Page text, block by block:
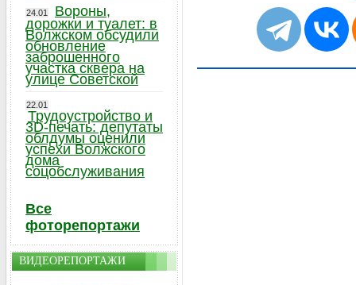
24.01
Вороны,
дорожки и туалет: в
Волжском обсудили
обновление
заброшенного
участка сквера на
улице Советской
22.01
Трудоустройство и
3D-печать: депутаты
облдумы оценили
успехи Волжского
дома
соцобслуживания
Все
фоторепортажи
ВИДЕОРЕПОРТАЖИ